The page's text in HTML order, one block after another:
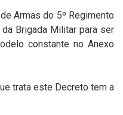
Armas do 5º Regimento
Brigada Militar para ser
constante no Anexo
trata este Decreto tem a